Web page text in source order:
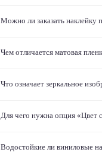
Можно ли заказать наклейку
Чем отличается матовая
Что означает зеркальное
Для чего нужна опция «Цвет
Водостойкие ли виниловые